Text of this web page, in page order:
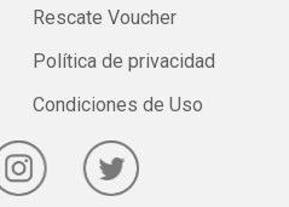
Rescate Voucher
Política de privacidad
Condiciones de Uso